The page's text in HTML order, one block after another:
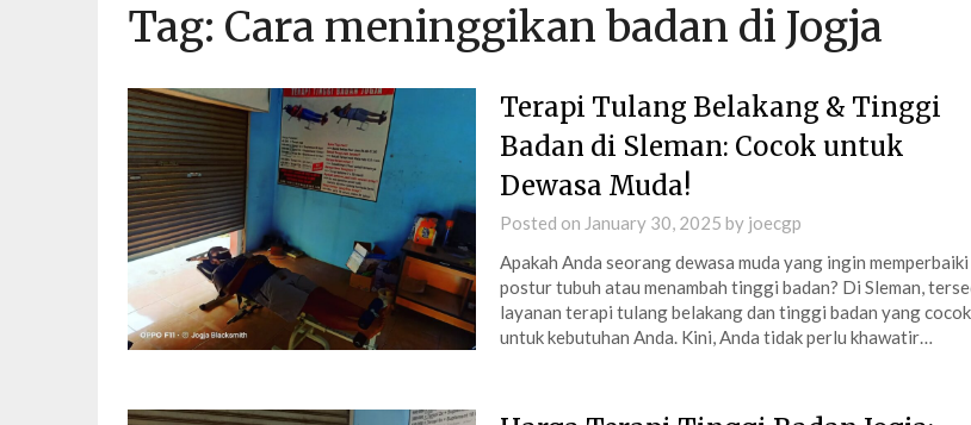
Tag: Cara meninggikan badan di Jogja
Terapi Tulang Belakang & Tinggi
Badan di Sleman: Cocok untuk
Dewasa Muda!
Posted on January 30, 2025 by joecgp
Apakah Anda seorang dewasa muda yang ingin memperbaiki
postur tubuh atau menambah tinggi badan? Di Sleman,
layanan terapi tulang belakang dan tinggi badan yang cocok
untuk kebutuhan Anda. Kini, Anda tidak perlu khawatir…